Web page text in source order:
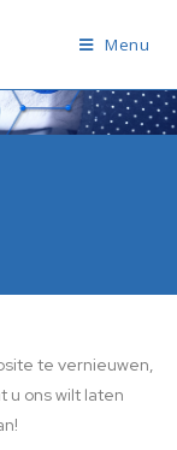
Menu
te vernieuwen,
u ons wilt laten